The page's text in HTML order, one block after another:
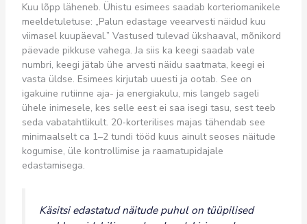
Kuu lõpp läheneb. Ühistu esimees saadab korteriomanikele
meeldetuletuse: „Palun edastage veearvesti näidud kuu
viimasel kuupäeval.” Vastused tulevad ükshaaval, mõnikord
päevade pikkuse vahega. Ja siis ka keegi saadab vale
numbri, keegi jätab ühe arvesti näidu saatmata, keegi ei
vasta üldse. Esimees kirjutab uuesti ja ootab. See on
igakuine rutiinne aja- ja energiakulu, mis langeb sageli
ühele inimesele, kes selle eest ei saa isegi tasu, sest teeb
seda vabatahtlikult. 20-korterilises majas tähendab see
minimaalselt ca 1–2 tundi tööd kuus ainult seoses näitude
kogumise, üle kontrollimise ja raamatupidajale
edastamisega.
Käsitsi edastatud näitude puhul on tüüpilised